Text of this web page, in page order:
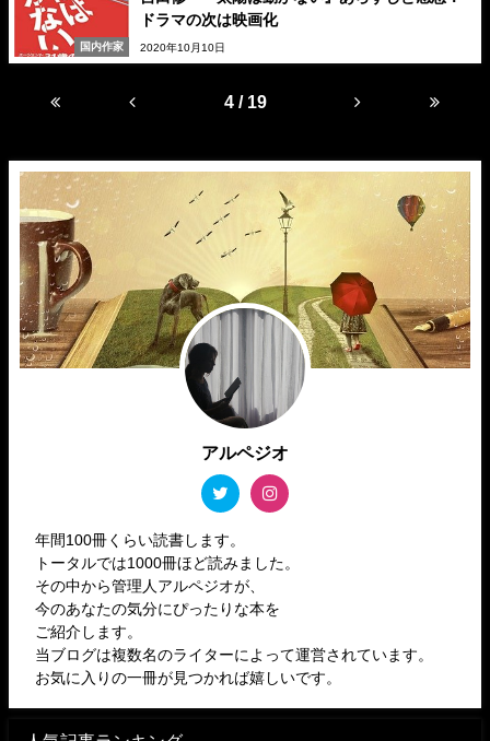
国内作家
ドラマの次は映画化
2020年10月10日
4 / 19
アルペジオ
年間100冊くらい読書します。
トータルでは1000冊ほど読みました。
その中から管理人アルペジオが、
今のあなたの気分にぴったりな本を
ご紹介します。
当ブログは複数名のライターによって運営されています。
お気に入りの一冊が見つかれば嬉しいです。